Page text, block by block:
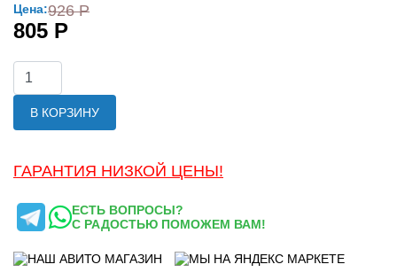
Цена:926 Р
805 Р
В КОРЗИНУ
ГАРАНТИЯ НИЗКОЙ ЦЕНЫ!
ЕСТЬ ВОПРОСЫ?
С РАДОСТЬЮ ПОМОЖЕМ ВАМ!